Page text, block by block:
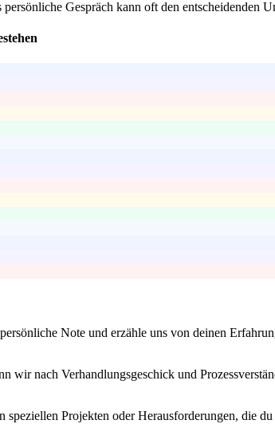
Gespräch kann oft den entscheidenden
Note und erzähle uns von deinen
nach Verhandlungsgeschick und
Projekten oder Herausforderungen, die du